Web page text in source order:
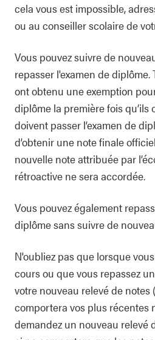
cela vous est impossible,
ou au conseiller scolaire de
Vous pouvez suivre de
repasser l'examen de diplôme.
ont obtenu une exemption
diplôme la première fois qu’ils
doivent passer l’examen de
d’obtenir une note finale
nouvelle note attribuée par
rétroactive ne sera accordée.
Vous pouvez également
diplôme sans suivre de
N'oubliez pas que lorsque
cours ou que vous repassez
votre nouveau relevé de notes (
comportera vos plus récentes
demandez un nouveau relevé